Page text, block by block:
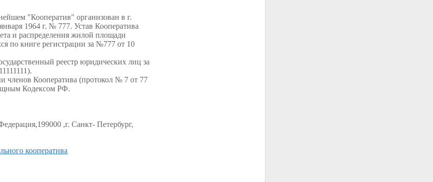
"Кооператив" организован в г.
1964 г. № 777. Устав Кооператива
и распределения жилой площади
по книге регистрации за №777 от 10
реестр юридических лиц за
членов Кооператива (протокол № 7 от 77
Кодексом РФ.
,г. Санкт- Петербург,
кооператива